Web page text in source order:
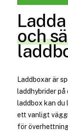
och
Laddboxar är
laddhybrider
laddbox kan du
ett vanligt
för